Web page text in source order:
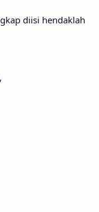
diisi hendaklah